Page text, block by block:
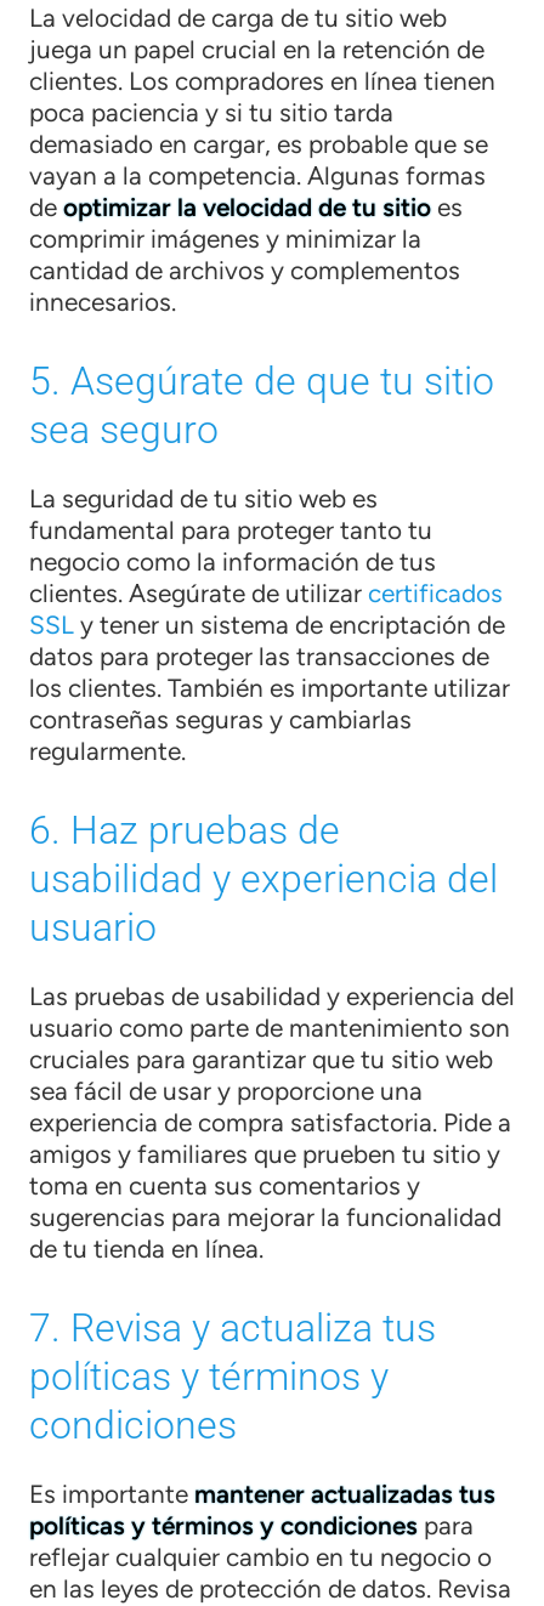
La velocidad de carga de tu sitio web
juega un papel crucial en la retención de
clientes. Los compradores en línea tienen
poca paciencia y si tu sitio tarda
demasiado en cargar, es probable que se
vayan a la competencia. Algunas formas
de optimizar la velocidad de tu sitio es
comprimir imágenes y minimizar la
cantidad de archivos y complementos
innecesarios.
5. Asegúrate de que tu sitio
sea seguro
La seguridad de tu sitio web es
fundamental para proteger tanto tu
negocio como la información de tus
clientes. Asegúrate de utilizar certificados
SSL y tener un sistema de encriptación de
datos para proteger las transacciones de
los clientes. También es importante utilizar
contraseñas seguras y cambiarlas
regularmente.
6. Haz pruebas de
usabilidad y experiencia del
usuario
Las pruebas de usabilidad y experiencia del
usuario como parte de mantenimiento son
cruciales para garantizar que tu sitio web
sea fácil de usar y proporcione una
experiencia de compra satisfactoria. Pide a
amigos y familiares que prueben tu sitio y
toma en cuenta sus comentarios y
sugerencias para mejorar la funcionalidad
de tu tienda en línea.
7. Revisa y actualiza tus
políticas y términos y
condiciones
Es importante mantener actualizadas tus
políticas y términos y condiciones para
reflejar cualquier cambio en tu negocio o
en las leyes de protección de datos. Revisa